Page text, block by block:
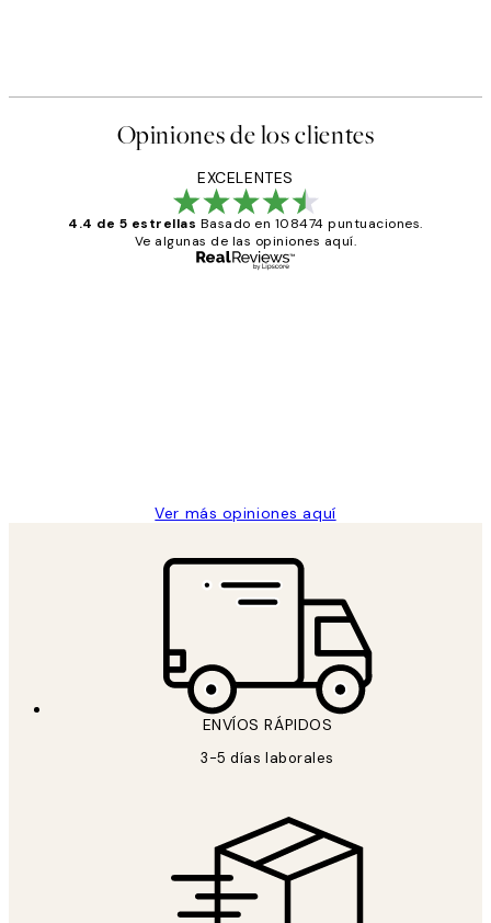
Opiniones de los clientes
EXCELENTES
4.4 de 5 estrellas Basado en 108474 puntuaciones.
Ve algunas de las opiniones aquí.
Ver más opiniones aquí
ENVÍOS RÁPIDOS
3-5 días laborales